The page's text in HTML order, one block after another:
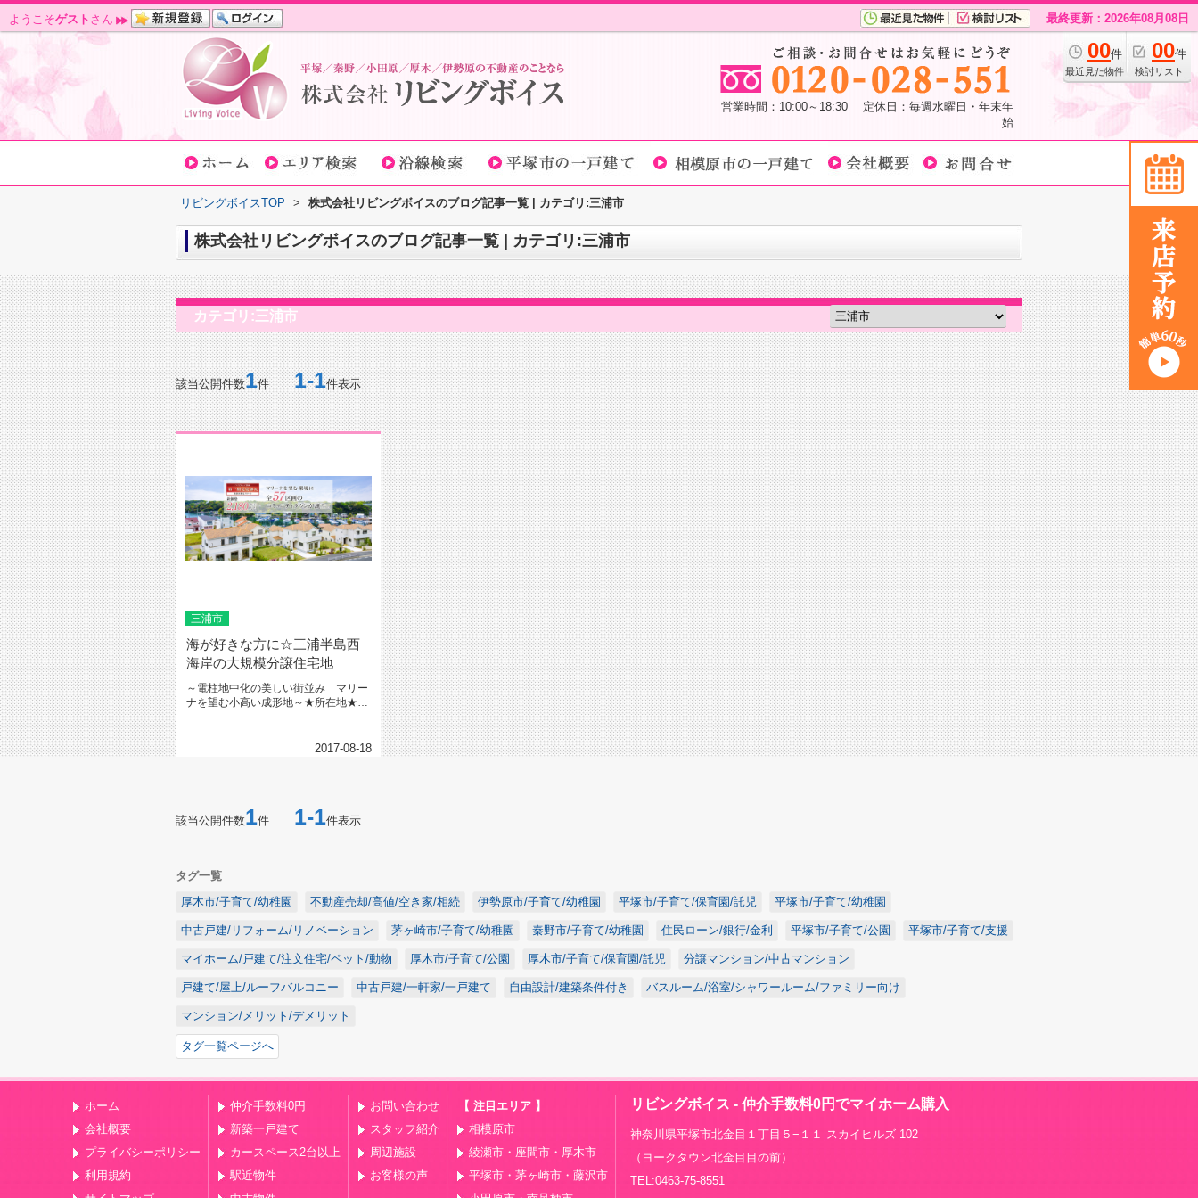
ようこそゲスト さん 最終更新：2026年08月08日
00件
最近見た物件
00件
検討リスト
営業時間：10:00～18:30 定休日：毎週水曜日・年末年
始
リビングボイスTOP > 株式会社リビングボイスのブログ記事一覧 | カテゴリ:三浦市
株式会社リビングボイスのブログ記事一覧 | カテゴリ:三浦市
カテゴリ:三浦市
該当公開件数1件1-1件表示
三浦市
海が好きな方に☆三浦半島西
海岸の大規模分譲住宅地
～電柱地中化の美しい街並み マリー
ナを望む小高い成形地～★所在地★三
2017-08-18
該当公開件数1件 1-1件表示
タグ一覧
厚木市/子育て/幼稚園
不動産売却/高値/空き家/相続 伊勢原市/子育て/幼稚園 平塚市/子育て/保育園/託児 平塚市/子育て/幼稚園
中古戸建/リフォーム/リノベーション 茅ヶ崎市/子育て/幼稚園 秦野市/子育て/幼稚園 住民ローン/銀行/金利 平塚市/子育て/公園 平塚市/子育て/支援
マイホーム/戸建て/注文住宅/ペット/動物 厚木市/子育て/公園 厚木市/子育て/保育園/託児 分譲マンション/中古マンション
戸建て/屋上/ルーフバルコニー 中古戸建/一軒家/一戸建て 自由設計/建築条件付き バスルーム/浴室/シャワールーム/ファミリー向け
マンション/メリット/デメリット
タグ一覧ページへ
ホーム
会社概要
プライバシーポリシー
利用規約
仲介手数料0円
新築一戸建て
カースペース2台以上
駅近物件
お問い合わせ
スタッフ紹介
周辺施設
お客様の声
【 注目エリア 】
相模原市
綾瀬市・座間市・厚木市
平塚市・茅ヶ崎市・藤沢市
リビングボイス - 仲介手数料0円でマイホーム購入
神奈川県平塚市北金目１丁目５−１１ スカイヒルズ 102
（ヨークタウン北金目目の前）
TEL:0463-75-8551